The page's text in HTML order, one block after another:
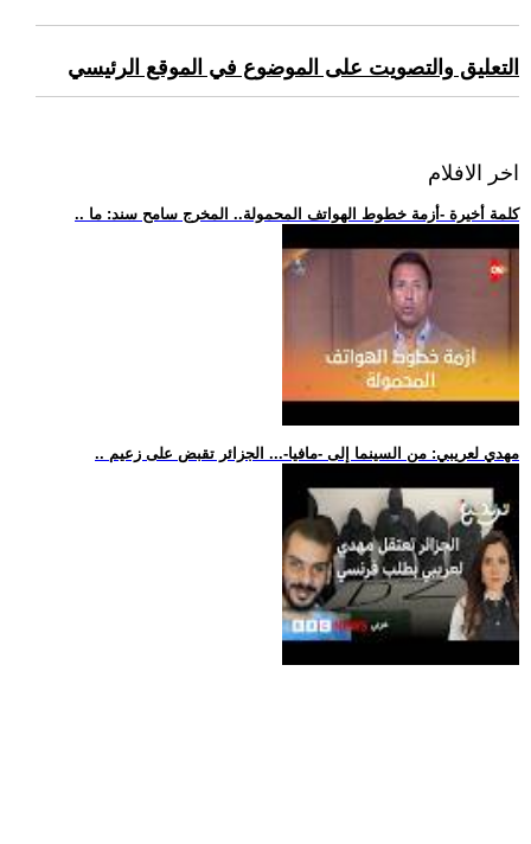
التعليق والتصويت على الموضوع في الموقع الرئيسي
اخر الافلام
.. كلمة أخيرة -أزمة خطوط الهواتف المحمولة.. المخرج سامح سند: ما
.. مهدي لعريبي: من السينما إلى -مافيا-... الجزائر تقبض على زعيم